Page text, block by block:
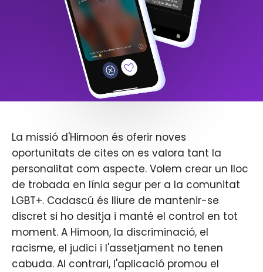
La missió d'Himoon és oferir noves
oportunitats de cites on es valora tant la
personalitat com aspecte. Volem crear un lloc
de trobada en línia segur per a la comunitat
LGBT+. Cadascú és lliure de mantenir-se
discret si ho desitja i manté el control en tot
moment. A Himoon, la discriminació, el
racisme, el judici i l'assetjament no tenen
cabuda. Al contrari, l'aplicació promou el